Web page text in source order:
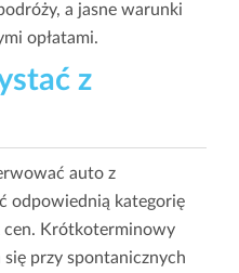
a jasne warunki
opłatami.
z
auto z
odpowiednią kategorię
cen. Krótkoterminowy
przy spontanicznych